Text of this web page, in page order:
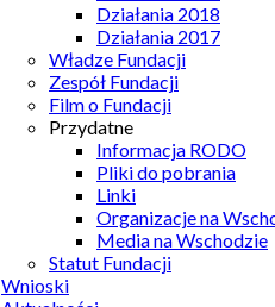
Działania 2018
Działania 2017
Władze Fundacji
Zespół Fundacji
Film o Fundacji
Przydatne
Informacja RODO
Pliki do pobrania
Linki
Organizacje na
Media na Wschodzie
Statut Fundacji
Wnioski